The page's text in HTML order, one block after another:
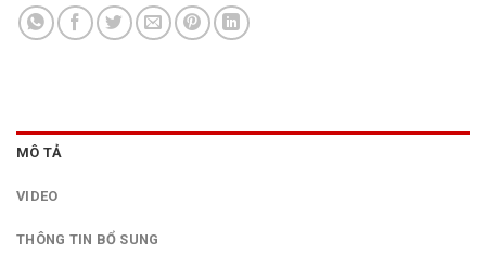
MÔ TẢ
VIDEO
THÔNG TIN BỔ SUNG